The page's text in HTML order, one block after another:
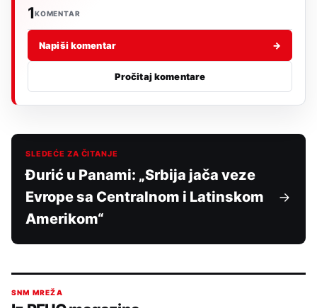
1KOMENTAR
Napiši komentar →
Pročitaj komentare
SLEDEĆE ZA ČITANJE
Đurić u Panami: „Srbija jača veze
Evrope sa Centralnom i Latinskom
Amerikom“
SNM MREŽA